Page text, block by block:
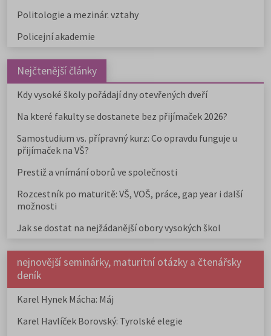
Politologie a mezinár. vztahy
Policejní akademie
Nejčtenější články
Kdy vysoké školy pořádají dny otevřených dveří
Na které fakulty se dostanete bez přijímaček 2026?
Samostudium vs. přípravný kurz: Co opravdu funguje u
přijímaček na VŠ?
Prestiž a vnímání oborů ve společnosti
Rozcestník po maturitě: VŠ, VOŠ, práce, gap year i další
možnosti
Jak se dostat na nejžádanější obory vysokých škol
nejnovější seminárky, maturitní otázky a čtenářsky
deník
Karel Hynek Mácha: Máj
Karel Havlíček Borovský: Tyrolské elegie